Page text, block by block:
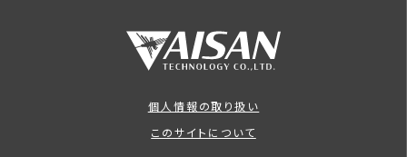
個人情報の取り扱い
このサイトについて